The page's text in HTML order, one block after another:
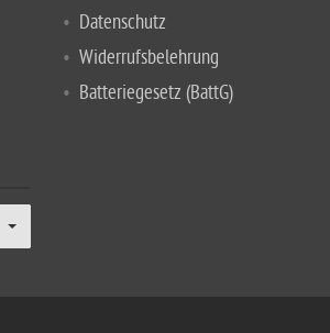
Datenschutz
Widerrufsbelehrung
Batteriegesetz (BattG)